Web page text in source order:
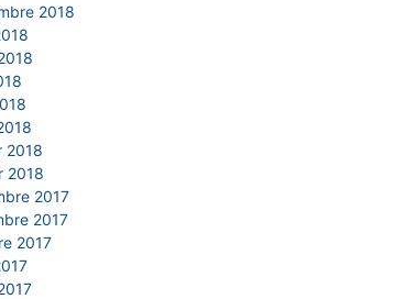
2018
2018
2018
2017
2017
2017